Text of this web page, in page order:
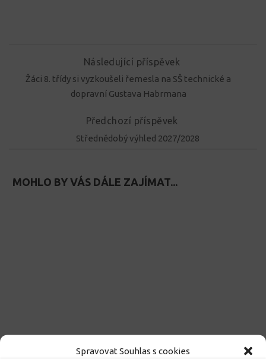
Spravovat Souhlas s cookies
Následující příspěvek
Žáci 8. třídy si vyzkoušeli řemesla na SŠ technické a
dopravní Gustava Habrmana
Předchozí příspěvek
Střednědobý výhled 2027/2028
MOHLO BY VÁS DÁLE ZAJÍMAT...
Veronikou Balcarovou
školní rok 2026/2027